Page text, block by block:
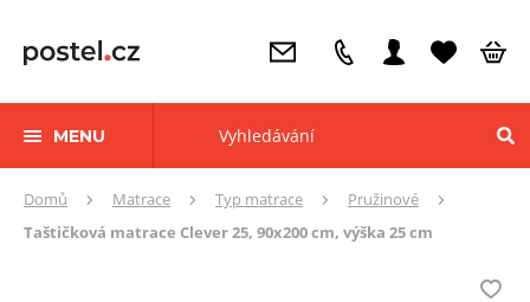
MENU
ZdeDomů Matrace Typ matrace
Pružinové
Taštičková matrace Clever 25, 90x200 cm, výška 25 cm